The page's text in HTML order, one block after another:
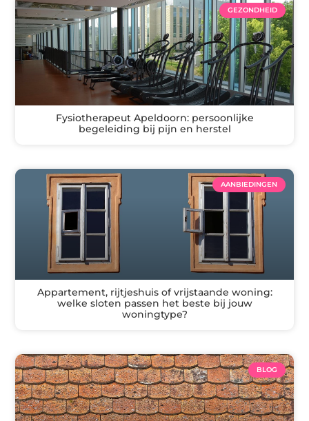
GEZONDHEID
Fysiotherapeut Apeldoorn: persoonlijke
begeleiding bij pijn en herstel
AANBIEDINGEN
Appartement, rijtjeshuis of vrijstaande woning:
welke sloten passen het beste bij jouw
woningtype?
BLOG